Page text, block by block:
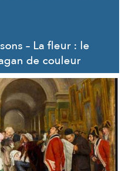
– La fleur : le
de couleur